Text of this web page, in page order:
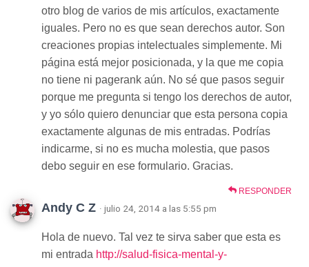
otro blog de varios de mis artículos, exactamente
iguales. Pero no es que sean derechos autor. Son
creaciones propias intelectuales simplemente. Mi
página está mejor posicionada, y la que me copia
no tiene ni pagerank aún. No sé que pasos seguir
porque me pregunta si tengo los derechos de autor,
y yo sólo quiero denunciar que esta persona copia
exactamente algunas de mis entradas. Podrías
indicarme, si no es mucha molestia, que pasos
debo seguir en ese formulario. Gracias.
RESPONDER
Andy C Z · julio 24, 2014 a las 5:55 pm
Hola de nuevo. Tal vez te sirva saber que esta es
mi entrada http://salud-fisica-mental-y-